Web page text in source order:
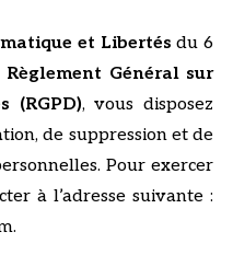
et Libertés du 6
Règlement Général sur
(RGPD), vous disposez
de suppression et de
Pour exercer
à l’adresse suivante :